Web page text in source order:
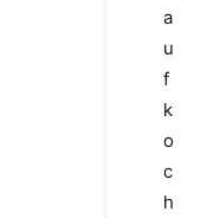
a
u
f
k
o
c
h